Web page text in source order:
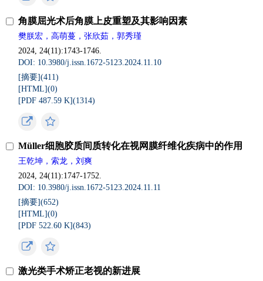
角膜屈光术后角膜上皮重塑及其影响因素
樊朕宏，高萌蔓，张欣茹，郭秀瑾
2024, 24(11):1743-1746.
DOI: 10.3980/j.issn.1672-5123.2024.11.10
[摘要](411)
[HTML](0)
[PDF 487.59 K](1314)
Müller细胞胶质间质转化在视网膜纤维化疾病中的作用
王乾坤，索龙，刘爽
2024, 24(11):1747-1752.
DOI: 10.3980/j.issn.1672-5123.2024.11.11
[摘要](652)
[HTML](0)
[PDF 522.60 K](843)
激光类手术矫正老视的新进展